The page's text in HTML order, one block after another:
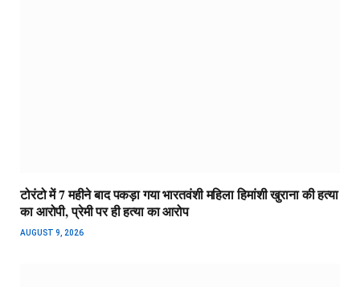
टोरंटो में 7 महीने बाद पकड़ा गया भारतवंशी महिला हिमांशी खुराना की हत्या
का आरोपी, प्रेमी पर ही हत्या का आरोप
AUGUST 9, 2026